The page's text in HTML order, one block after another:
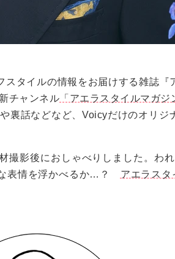
タイルの情報をお届けする雑誌『
チャンネル 「アエラスタイルマガジ
裏話などなど、Voicyだけのオリジ
撮影後におしゃべりしました。わ
な表情を浮かべるか…？ アエラス